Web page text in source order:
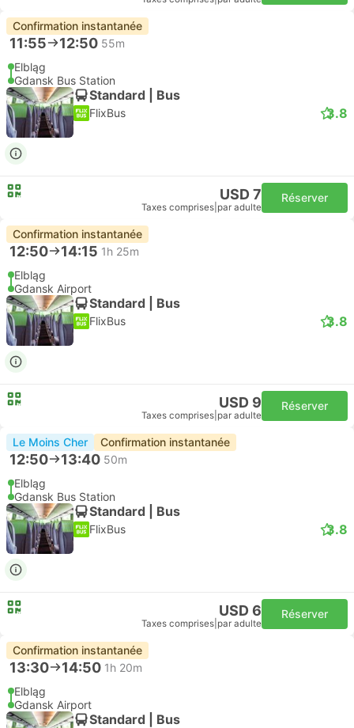
Confirmation instantanée
11:55 12:50 55m
Elbląg
Gdansk Bus Station
Standard | Bus
FlixBus 3.8
USD 7
Taxes comprises par adulte
Réserver
Confirmation instantanée
12:50 14:15 1h 25m
Elbląg
Gdansk Airport
Standard | Bus
FlixBus 3.8
USD 9
Taxes comprises par adulte
Réserver
Le Moins Cher Confirmation instantanée
12:50 13:40 50m
Elbląg
Gdansk Bus Station
Standard | Bus
FlixBus 3.8
USD 6
Taxes comprises par adulte
Réserver
Confirmation instantanée
13:30 14:50 1h 20m
Elbląg
Gdansk Airport
Standard | Bus